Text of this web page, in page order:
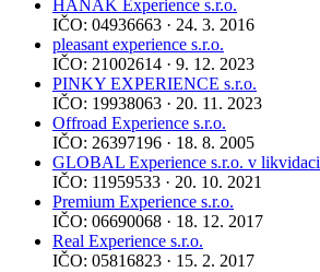
HANÁK Experience s.r.o.
IČO: 04936663 · 24. 3. 2016
pleasant experience s.r.o.
IČO: 21002614 · 9. 12. 2023
PINKY EXPERIENCE s.r.o.
IČO: 19938063 · 20. 11. 2023
Offroad Experience s.r.o.
IČO: 26397196 · 18. 8. 2005
GLOBAL Experience s.r.o. v likvidaci
IČO: 11959533 · 20. 10. 2021
Premium Experience s.r.o.
IČO: 06690068 · 18. 12. 2017
Real Experience s.r.o.
IČO: 05816823 · 15. 2. 2017